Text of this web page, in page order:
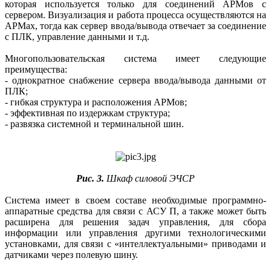
которая используется только для соединений АРМов с
сервером. Визуализация и работа процесса осуществляются на
АРМах, тогда как сервер ввода/вывода отвечает за соединение
с ПЛК, управление данными и т.д.
Многопользовательская система имеет следующие
преимущества:
- однократное снабжение сервера ввода/вывода данными от
ПЛК;
- гибкая структура и расположения АРМов;
- эффективная по издержкам структура;
- развязка системной и терминальной шин.
Рис. 3. Шкаф силовой ЭЧСР
Система имеет в своем составе необходимые программно-
аппаратные средства для связи с АСУ П, а также может быть
расширена для решения задач управления, для сбора
информации или управления другими технологическими
установками, для связи с «интеллектуальными» приводами и
датчиками через полевую шину.